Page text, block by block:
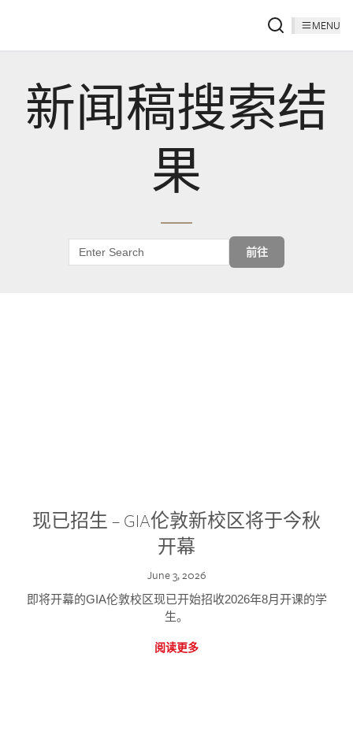
MENU
新闻稿搜索结
果
前往
现已招生 – GIA伦敦新校区将于今秋
开幕
June 3, 2026
即将开幕的GIA伦敦校区现已开始招收2026年8月开课的学
生。
阅读更多